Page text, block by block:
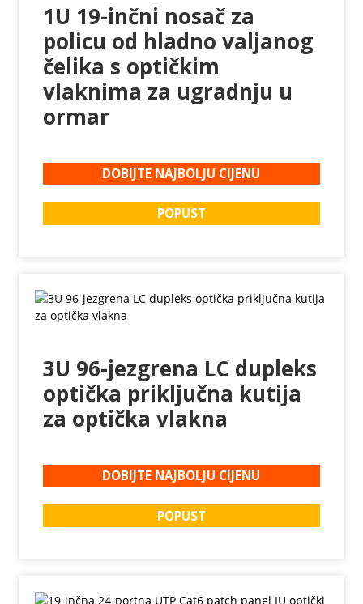
1U 19-inčni nosač za
policu od hladno valjanog
čelika s optičkim
vlaknima za ugradnju u
ormar
DOBIJTE NAJBOLJU CIJENU
POPUST
3U 96-jezgrena LC dupleks
optička priključna kutija
za optička vlakna
DOBIJTE NAJBOLJU CIJENU
POPUST